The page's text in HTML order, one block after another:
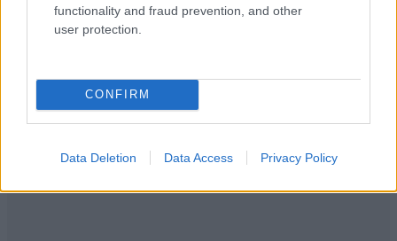
functionality and fraud prevention, and other
user protection.
CONFIRM
Data Deletion Data Access Privacy Policy
γούστο ευχάριστα και όμορφα έτσι ήταν πάντα
αγαπημένα.